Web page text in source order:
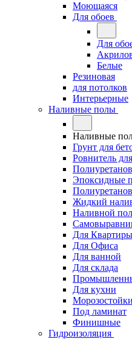
Моющаяся
Для обоев
Для
Белые
Резиновая
для потолков
Интерьерные
Наливные полы
Наливные
Грунт для
Ровнитель
Эпоксидные
Жидкий
Наливной
Для Квартиры
Для Офиса
Для ванной
Для склада
Для кухни
Под ламинат
Финишные
Гидроизоляция